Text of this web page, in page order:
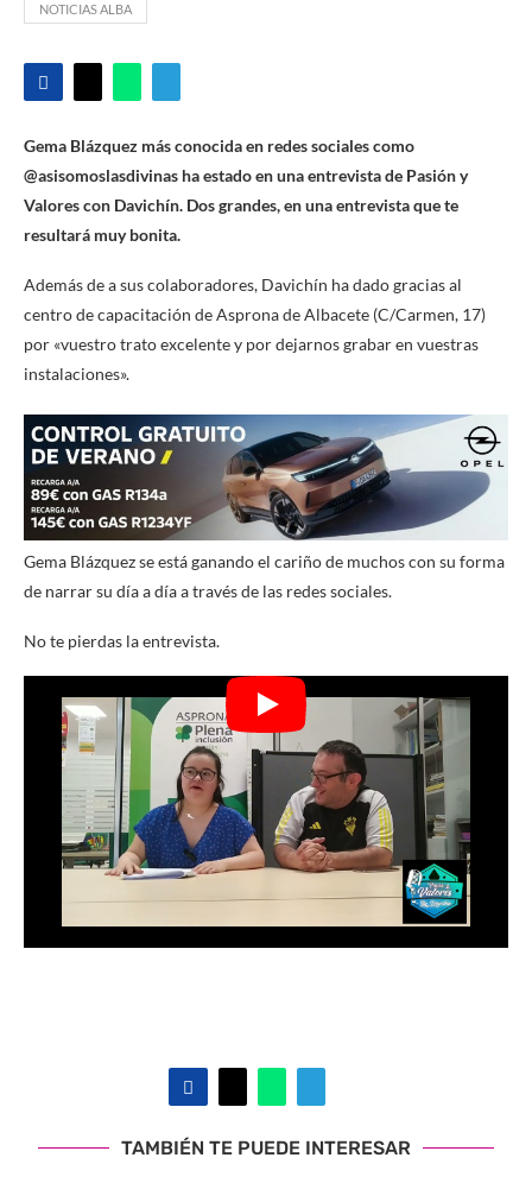
NOTICIAS ALBA
Gema Blázquez más conocida en redes sociales como
@asisomoslasdivinas ha estado en una entrevista de Pasión y
Valores con Davichín. Dos grandes, en una entrevista que te
resultará muy bonita.
Además de a sus colaboradores, Davichín ha dado gracias al
centro de capacitación de Asprona de Albacete (C/Carmen, 17)
por «vuestro trato excelente y por dejarnos grabar en vuestras
instalaciones».
Gema Blázquez se está ganando el cariño de muchos con su forma
de narrar su día a día a través de las redes sociales.
No te pierdas la entrevista.
TAMBIÉN TE PUEDE INTERESAR